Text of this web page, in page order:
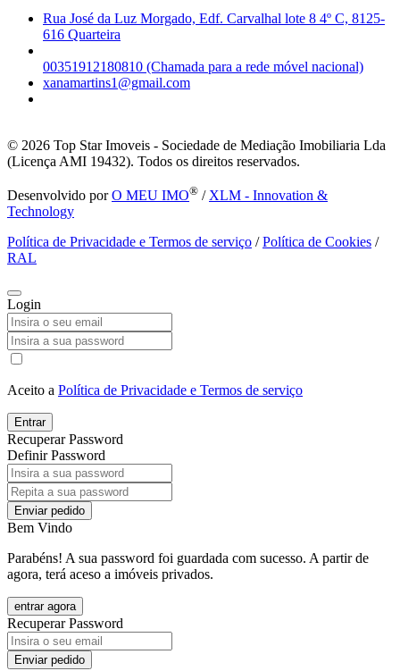
Rua José da Luz Morgado, Edf. Carvalhal lote 8 4º C, 8125-
616 Quarteira
00351912180810 (Chamada para a rede móvel nacional)
xanamartins1@gmail.com
© 2026 Top Star Imoveis - Sociedade de Mediação Imobiliaria Lda
(Licença AMI 19432). Todos os direitos reservados.
Desenvolvido porO MEU IMO® / XLM - Innovation &
Technology
Política de Privacidade e Termos de serviço /Política de Cookies /
RAL
Login
Aceito a Política de Privacidade e Termos de serviço
Entrar
Recuperar Password
Definir Password
Enviar pedido
Bem Vindo
Parabéns! A sua password foi guardada com sucesso. A partir de
agora, terá aceso a imóveis privados.
entrar agora
Recuperar Password
Enviar pedido